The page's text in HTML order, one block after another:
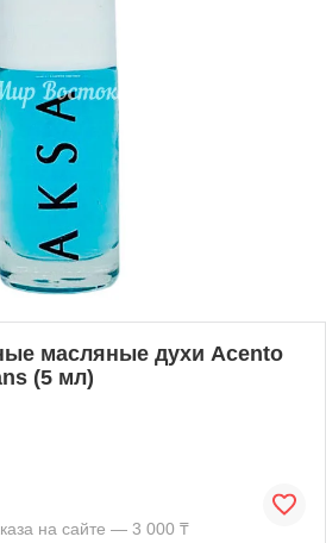
масляные духи Acento
(5 мл)
на сайте — 3 000 ₸